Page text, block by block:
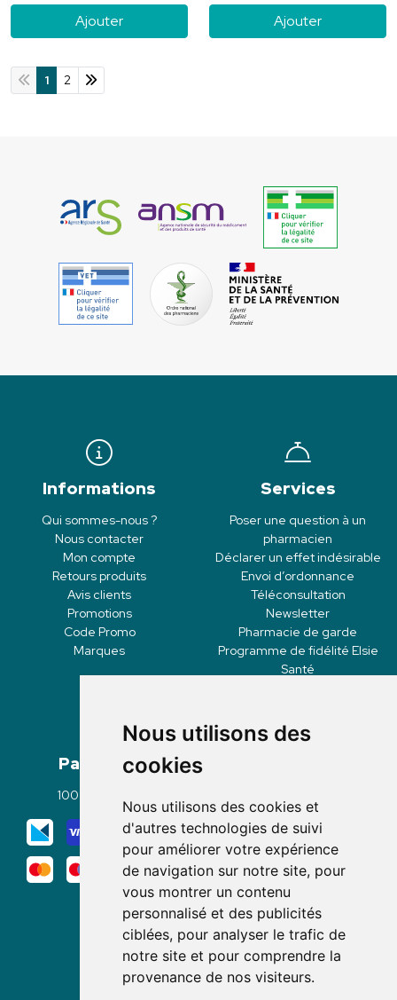
Nous utilisons des
cookies
Nous utilisons des cookies et
d'autres technologies de suivi
pour améliorer votre expérience
de navigation sur notre site, pour
vous montrer un contenu
personnalisé et des publicités
ciblées, pour analyser le trafic de
notre site et pour comprendre la
provenance de nos visiteurs.
Ajouter Ajouter
1 2
Informations
Qui sommes-nous ?
Nous contacter
Mon compte
Retours produits
Avis clients
Promotions
Code Promo
Marques
Services
Poser une question à un
pharmacien
Déclarer un effet indésirable
Envoi d’ordonnance
Téléconsultation
Newsletter
Pharmacie de garde
Programme de fidélité Elsie
Santé
Paiement
100% sécurisé
Mode de livraison
Nous suivre